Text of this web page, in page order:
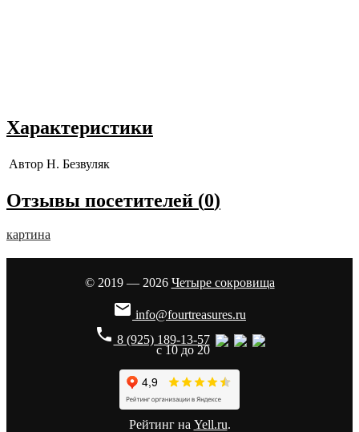
Характеристики
Автор Н. Безвуляк
Отзывы посетителей (0)
картина
© 2019 — 2026 Четыре сокровища
 info@fourtreasures.ru
phone 8 (925) 189-13-57
с 10 до 20
Рейтинг на Yell.ru.